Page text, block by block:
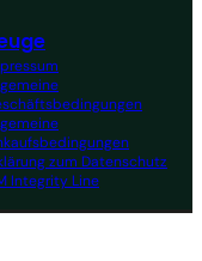
zum Datenschutz
Integrity Line